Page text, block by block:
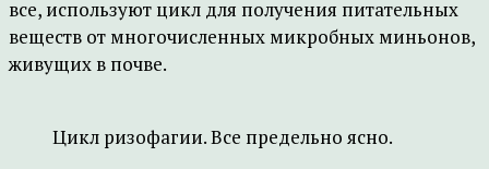
все, используют цикл для получения питательных
веществ от многочисленных микробных миньонов,
живущих в почве.
Цикл ризофагии. Все предельно ясно.